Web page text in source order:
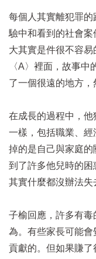
每個人其實離犯罪
驗中和看到的社會
大其實是件很不容
〈A〉裡面，故事
了一個很遠的地方，
在成長的過程中，
一樣，包括職業、
掉的是自己與家庭
到了許多他兒時的
其實什麼都沒辦法失
子榆回應，許多有
為。有些家長可能
貢獻的。但如果賺